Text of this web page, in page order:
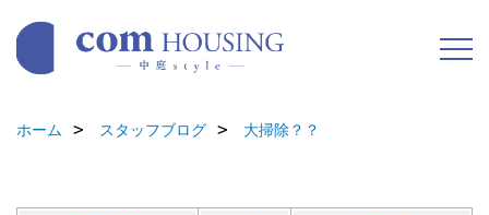
ホーム スタッフブログ 大掃除？？